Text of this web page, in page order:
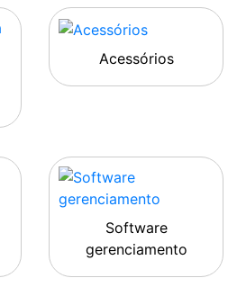
Acessórios
Software
gerenciamento